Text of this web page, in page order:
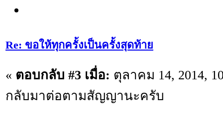
Re: ขอให้ทุกครั้งเป็นครั้งสุดท้าย
« ตอบกลับ #3 เมื่อ: ตุลาคม 14, 2014,
กลับมาต่อตามสัญญานะครับ